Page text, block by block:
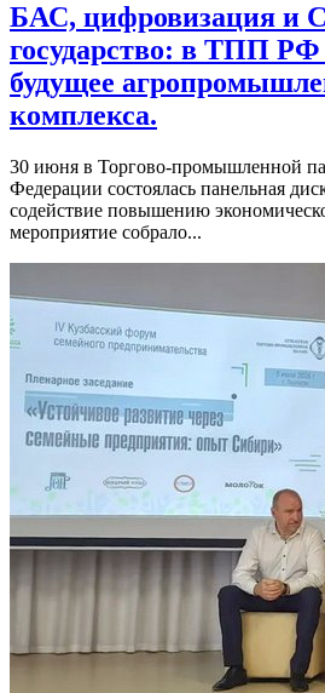
БАС, цифровизация и
государство: в ТПП РФ
будущее
комплекса.
30 июня в Торгово-промышленной
Федерации состоялась панельная
содействие повышению
мероприятие собрало...